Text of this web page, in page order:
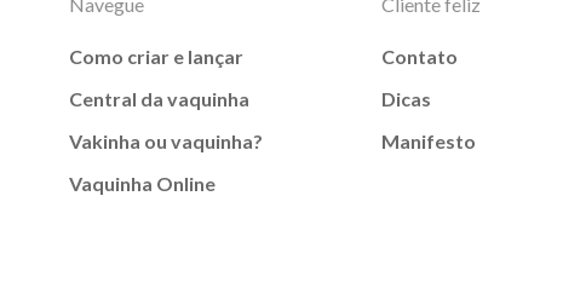
Como criar e lançar
Central da vaquinha
Vakinha ou vaquinha?
Vaquinha Online
Contato
Dicas
Manifesto